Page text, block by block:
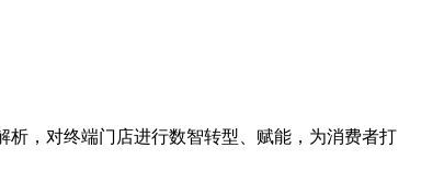
，对终端门店进行数智转型、赋能，为消费者打